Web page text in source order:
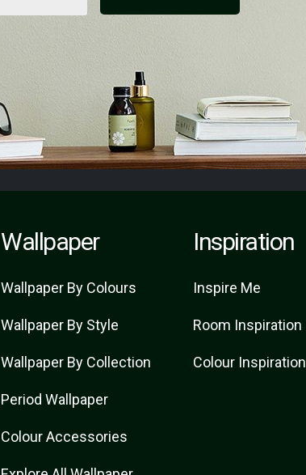
Wallpaper
Wallpaper By Colours
Wallpaper By Style
Wallpaper By Collection
Period Wallpaper
Colour Accessories
Inspiration
Inspire Me
Room Inspiration
Colour Inspiration